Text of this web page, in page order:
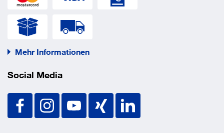
Mehr Informationen
Social Media